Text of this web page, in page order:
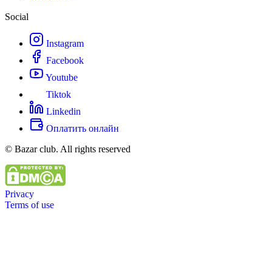
Social
Instagram
Facebook
Youtube
Tiktok
Linkedin
Оплатить онлайн
© Bazar club. All rights reserved
Privacy
Terms of use